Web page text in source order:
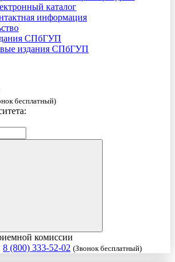
каталог
информация
СПбГУП
издания СПбГУП
бесплатный)
комиссии
8 (800) 333-52-02 (Звонок бесплатный)